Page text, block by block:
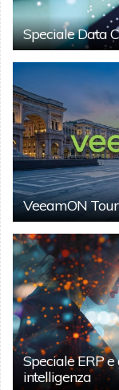
Speciale Data
VeeamON
Speciale ERP
intelligenza